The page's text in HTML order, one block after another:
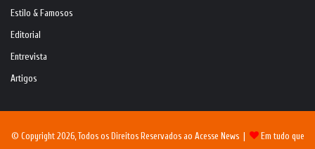
Estilo & Famosos
Editorial
Entrevista
Artigos
© Copyright 2026, Todos os Direitos Reservados ao Acesse News | Em tudo que